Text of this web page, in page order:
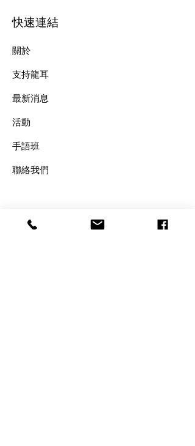
快速連結
關於
支持龍耳
最新消息
​活動
手語班
​聯絡我們